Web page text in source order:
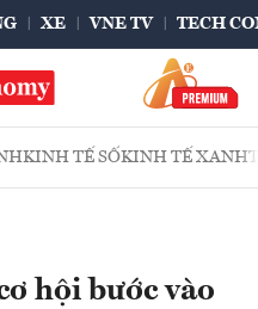
XE VNE TV TECH
KINH TẾ SỐKINH TẾ XANH
hội bước vào